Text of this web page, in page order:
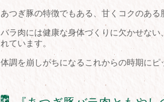
あつぎ豚の特徴でもある、甘くコクのある
バラ肉には健康な身体づくりに欠かせな
れています。
体調を崩しがちになるこれからの時期に